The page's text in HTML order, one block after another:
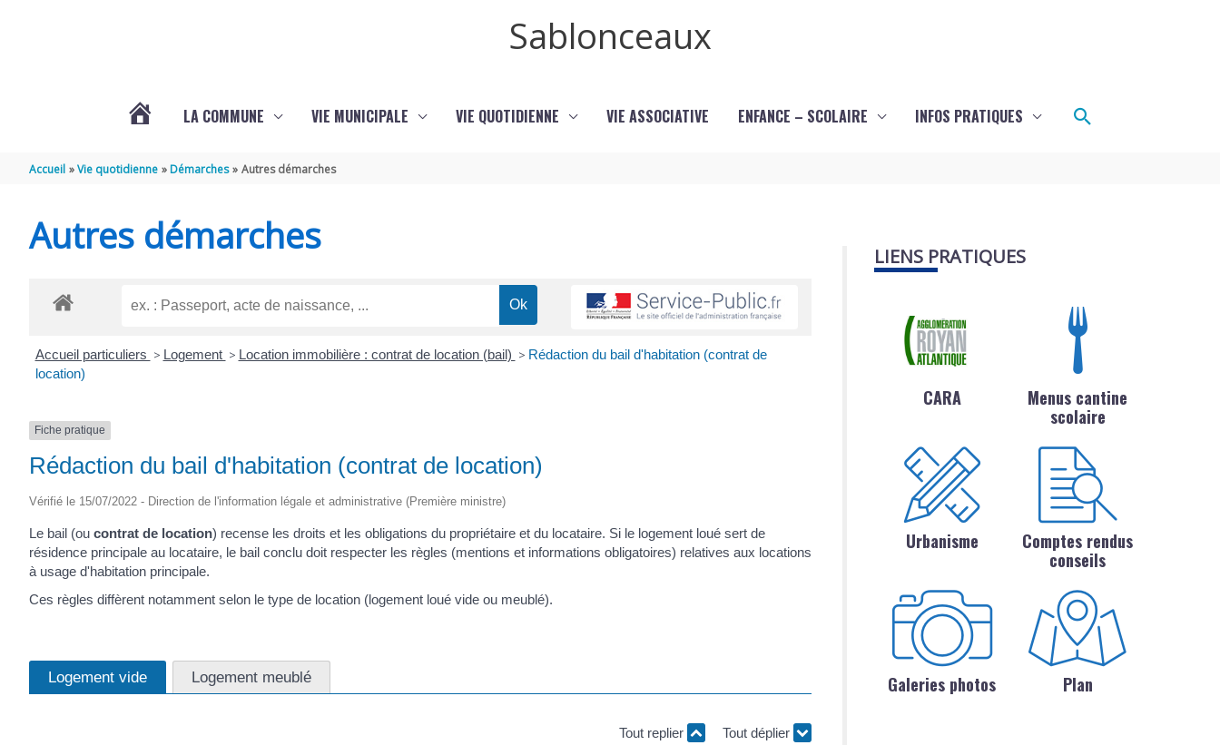
Sablonceaux
LA COMMUNE VIE MUNICIPALE VIE QUOTIDIENNE VIE ASSOCIATIVE ENFANCE – SCOLAIRE INFOS PRATIQUES Rechercher
Accueil Vie quotidienne Démarches Autres démarches
Autres démarches
Accueil particuliers > Logement > Location immobilière : contrat de location (bail) > Rédaction du bail d'habitation (contrat de
location)
Fiche pratique
Rédaction du bail d'habitation (contrat de location)
Vérifié le 15/07/2022 - Direction de l'information légale et administrative (Première ministre)
Le bail (ou contrat de location) recense les droits et les obligations du propriétaire et du locataire. Si le logement loué sert de
résidence principale au locataire, le bail conclu doit respecter les règles (mentions et informations obligatoires) relatives aux locations
à usage d'habitation principale.
Ces règles diffèrent notamment selon le type de location (logement loué vide ou meublé).
Logement vide Logement meublé
Tout replier Tout déplier
LIENS PRATIQUES
CARA
Menus cantine
scolaire
Urbanisme
Comptes rendus
conseils
Galeries photos Plan